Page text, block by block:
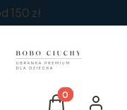
150 zł
Produkty w